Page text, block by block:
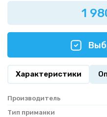
1
Характеристики
Производитель
Тип приманки